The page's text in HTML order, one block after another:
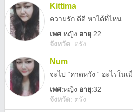
Kittima
ความรัก ดีดี หาได้ที่ไหน
เพศ:หญิง อายุ:22
จังหวัด: ตรัง
Num
เพศ:หญิง อายุ:32
จังหวัด: ตรัง